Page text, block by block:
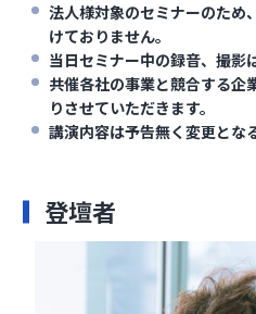
法人様対象のセミナーのため
けておりません。
当日セミナー中の録音、撮影
共催各社の事業と競合する企
りさせていただきます。
講演内容は予告無く変更とな
登壇者